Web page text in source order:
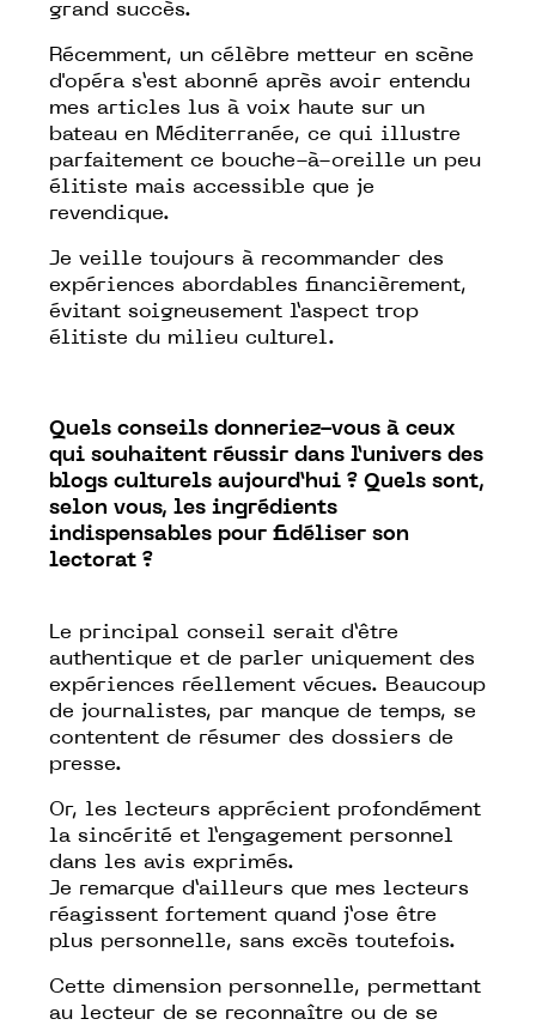
grand succès.
Récemment, un célèbre metteur en scène
d'opéra s’est abonné après avoir entendu
mes articles lus à voix haute sur un
bateau en Méditerranée, ce qui illustre
parfaitement ce bouche-à-oreille un peu
élitiste mais accessible que je
revendique.
Je veille toujours à recommander des
expériences abordables financièrement,
évitant soigneusement l’aspect trop
élitiste du milieu culturel.
Quels conseils donneriez-vous à ceux
qui souhaitent réussir dans l’univers des
blogs culturels aujourd’hui ? Quels sont,
selon vous, les ingrédients
indispensables pour fidéliser son
lectorat ?
Le principal conseil serait d’être
authentique et de parler uniquement des
expériences réellement vécues. Beaucoup
de journalistes, par manque de temps, se
contentent de résumer des dossiers de
presse.
Or, les lecteurs apprécient profondément
la sincérité et l’engagement personnel
dans les avis exprimés.
Je remarque d’ailleurs que mes lecteurs
réagissent fortement quand j’ose être
plus personnelle, sans excès toutefois.
Cette dimension personnelle, permettant
au lecteur de se reconnaître ou de se